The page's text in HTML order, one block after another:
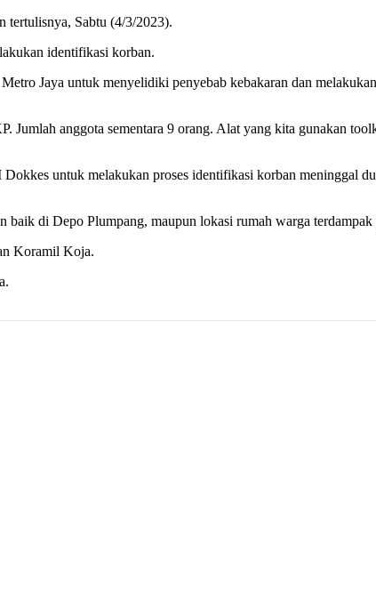
tertulisnya, Sabtu (4/3/2023).
identifikasi korban.
Jaya untuk menyelidiki penyebab kebakaran dan
anggota sementara 9 orang. Alat yang kita gunakan
untuk melakukan proses identifikasi korban meninggal
di Depo Plumpang, maupun lokasi rumah warga
Koramil Koja.